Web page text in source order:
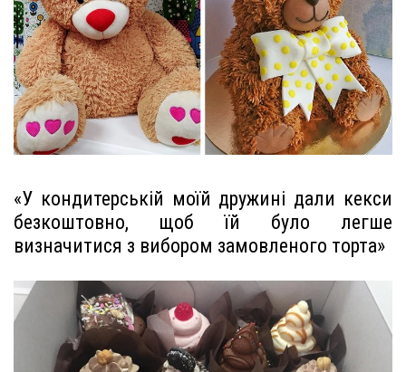
«У кондитерській моїй дружині дали кекси
безкоштовно, щоб їй було легше
визначитися з вибором замовленого торта»